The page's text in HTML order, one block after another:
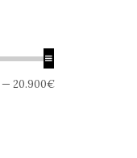
— 20.900€